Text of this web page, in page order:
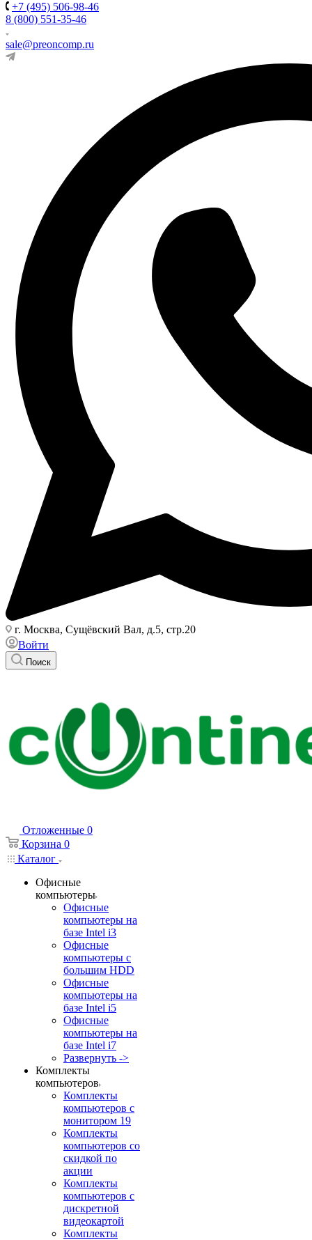
+7 (495) 506-98-46
8 (800) 551-35-46
sale@preoncomp.ru
г. Москва, Сущёвский Вал, д.5, стр.20
Войти
Поиск
Отложенные 0
Корзина 0
Каталог
Офисные
компьютеры
Офисные
компьютеры на
базе Intel i3
Офисные
компьютеры с
большим HDD
Офисные
компьютеры на
базе Intel i5
Офисные
компьютеры на
базе Intel i7
Развернуть ->
Комплекты
компьютеров
Комплекты
компьютеров с
монитором 19
Комплекты
компьютеров со
скидкой по
акции
Комплекты
компьютеров с
дискретной
видеокартой
Комплекты